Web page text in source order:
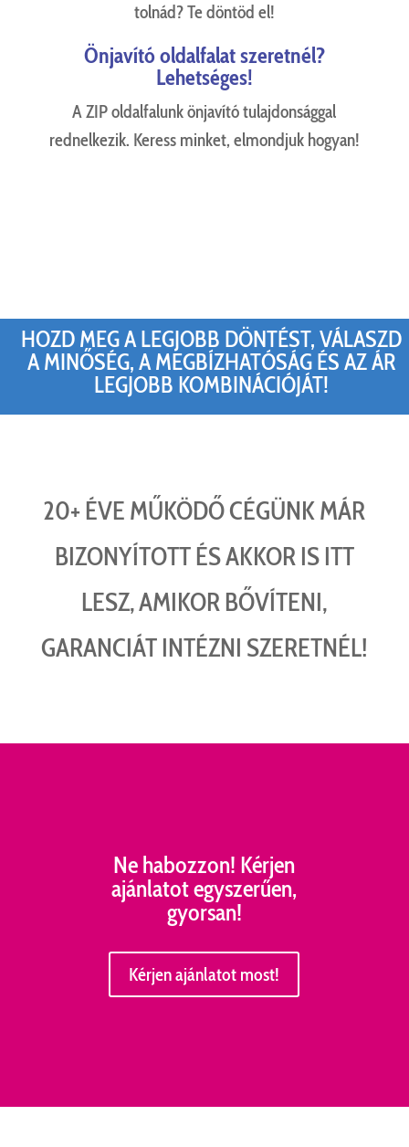
tolnád? Te döntöd el!
Önjavító oldalfalat szeretnél?
Lehetséges!
A ZIP oldalfalunk önjavító tulajdonsággal
rednelkezik. Keress minket, elmondjuk hogyan!
HOZD MEG A LEGJOBB DÖNTÉST, VÁLASZD
A MINŐSÉG, A MEGBÍZHATÓSÁG ÉS AZ ÁR
LEGJOBB KOMBINÁCIÓJÁT!
20+ ÉVE MŰKÖDŐ CÉGÜNK MÁR
BIZONYÍTOTT ÉS AKKOR IS ITT
LESZ, AMIKOR BŐVÍTENI,
GARANCIÁT INTÉZNI SZERETNÉL!
Ne habozzon! Kérjen
ajánlatot egyszerűen,
gyorsan!
Kérjen ajánlatot most!